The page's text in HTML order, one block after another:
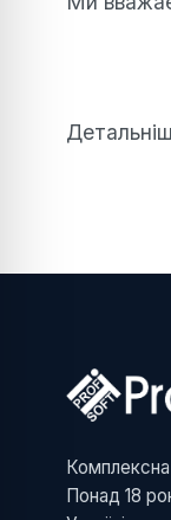
Комплексна
Понад 18